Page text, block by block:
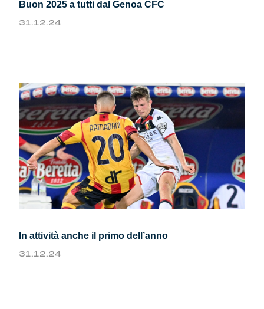
Genoa Academy
Tacchettee Collection
Throwback Duemila
Sebago x Genoa
Robe di Kappa x Genoa
Red&Blue Voices
Kids
Buon 2025 a tutti dal Genoa CFC
31.12.24
In attività anche il primo dell’anno
31.12.24